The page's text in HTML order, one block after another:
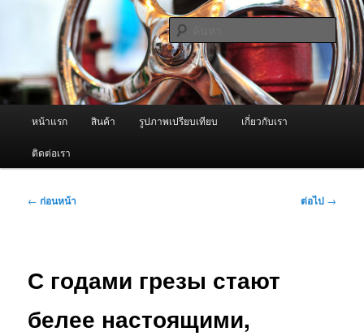
หลัก ผู้นำเข้าเครื่องพ่นหมอกควัน Best
Fogger / Fogger One และ อะไหล่
จำหน่ายเครื่องพ่นหมอกควัน คุณภาพดี บริการด้วยความจริงใจ
ค้นหา
หน้าแรก สินค้า รูปภาพเปรียบเทียบ เกี่ยวกับเรา
ติดต่อเรา
เมนู
← ก่อนหน้า ต่อไป →
С годами грезы стают
белее настоящими,